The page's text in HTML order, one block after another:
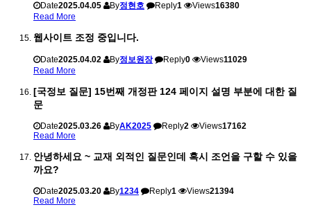
Date2025.04.05 By정현호 Reply1 Views16380
Read More
웹사이트 조정 중입니다.
Date2025.04.02 By정보원장 Reply0 Views11029
Read More
[국정보 질문] 15번째 개정판 124 페이지 설명 부분에 대한 질
문
Date2025.03.26 ByAK2025 Reply2 Views17162
Read More
안녕하세요 ~ 교재 외적인 질문인데 혹시 조언을 구할 수 있을
까요?
Date2025.03.20 By1234 Reply1 Views21394
Read More